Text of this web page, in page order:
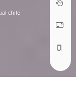
chile
ABRIR TICKET